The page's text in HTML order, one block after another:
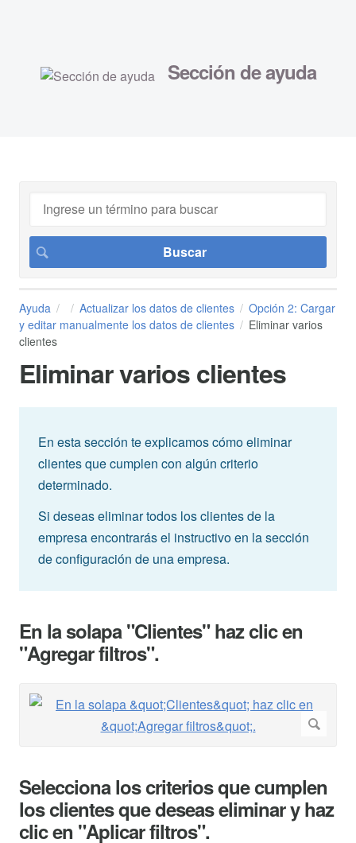
Sección de ayuda
Ayuda Actualizar los datos de clientes
Opción 2: Cargar
y editar manualmente los datos de clientes
Eliminar varios
clientes
Eliminar varios clientes
En esta sección te explicamos cómo eliminar
clientes que cumplen con algún criterio
determinado.
Si deseas eliminar todos los clientes de la
empresa encontrarás el instructivo en la sección
de configuración de una empresa.
En la solapa "Clientes" haz clic en
"Agregar filtros".
Selecciona los criterios que cumplen
los clientes que deseas eliminar y haz
clic en "Aplicar filtros".